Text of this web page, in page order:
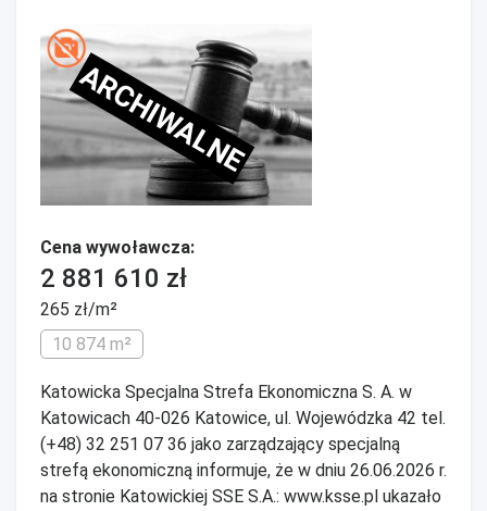
ARCHIWALNE
Cena wywoławcza:
2 881 610 zł
265 zł/m²
10 874 m²
Katowicka Specjalna Strefa Ekonomiczna S. A. w
Katowicach 40-026 Katowice, ul. Wojewódzka 42 tel.
(+48) 32 251 07 36 jako zarządzający specjalną
strefą ekonomiczną informuje, że w dniu 26.06.2026 r.
na stronie Katowickiej SSE S.A.: www.ksse.pl ukazało